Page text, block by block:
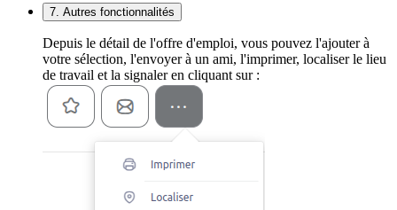
7. Autres fonctionnalités
Depuis le détail de l'offre d'emploi, vous pouvez l'ajouter à
votre sélection, l'envoyer à un ami, l'imprimer, localiser le lieu
de travail et la signaler en cliquant sur :